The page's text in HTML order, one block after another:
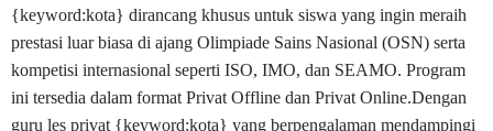
{keyword:kota} dirancang khusus untuk siswa yang ingin meraih
prestasi luar biasa di ajang Olimpiade Sains Nasional (OSN) serta
kompetisi internasional seperti ISO, IMO, dan SEAMO. Program
ini tersedia dalam format Privat Offline dan Privat Online.Dengan
guru les privat {keyword:kota} yang berpengalaman mendampingi